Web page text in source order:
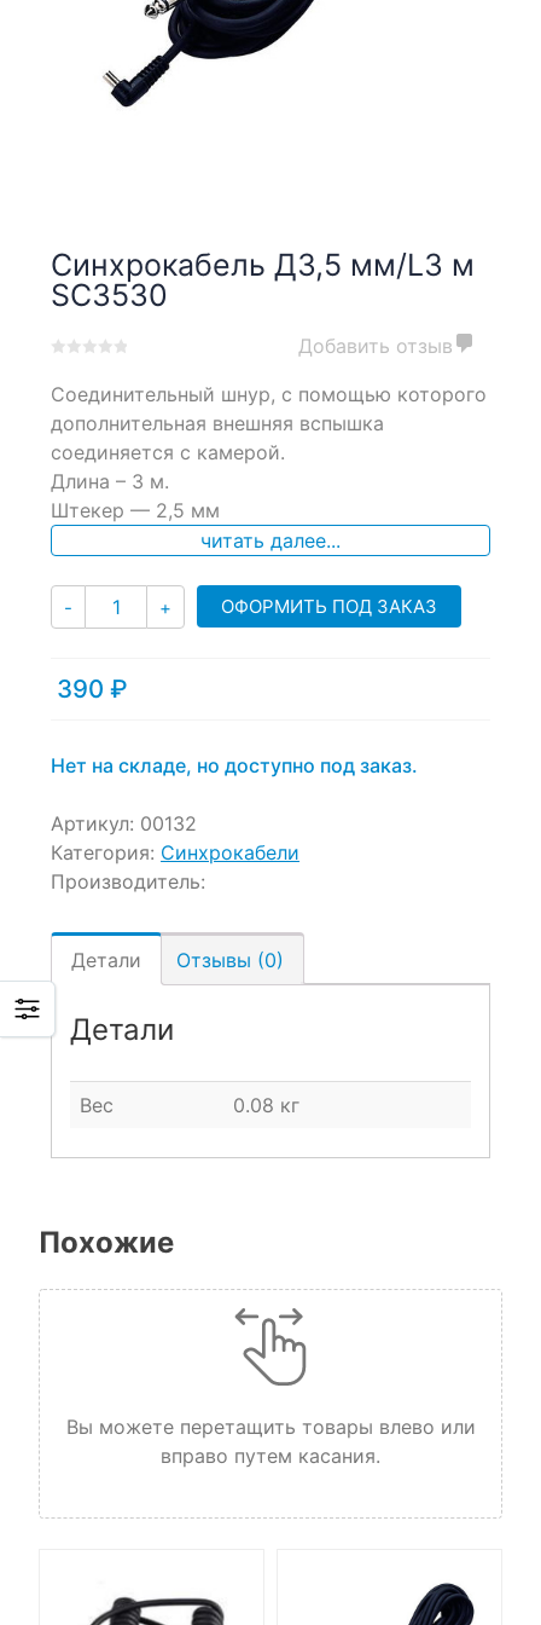
Синхрокабель Д3,5 мм/L3 м
SC3530
out
based
on
customer
ratings
Добавить отзыв
Соединительный шнур, с помощью которого
дополнительная внешняя вспышка
соединяется с камерой.
Длина – 3 м.
Штекер — 2,5 мм
читать далее...
- Количество
+ ОФОРМИТЬ ПОД ЗАКАЗ
390 ₽
Нет на складе, но доступно под заказ.
Артикул: 00132
Категория: Синхрокабели
Производитель:
Детали Отзывы (0)
Детали
Вес 0.08 кг
Похожие
Вы можете перетащить товары влево или
вправо путем касания.